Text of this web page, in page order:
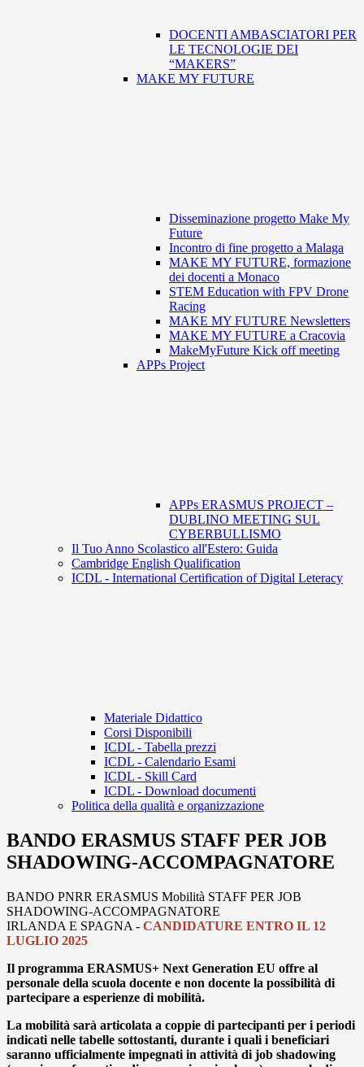
DOCENTI AMBASCIATORI PER
LE TECNOLOGIE DEI
“MAKERS”
MAKE MY FUTURE
Disseminazione progetto Make My
Future
Incontro di fine progetto a Malaga
MAKE MY FUTURE, formazione
dei docenti a Monaco
STEM Education with FPV Drone
Racing
MAKE MY FUTURE Newsletters
MAKE MY FUTURE a Cracovia
MakeMyFuture Kick off meeting
APPs Project
APPs ERASMUS PROJECT –
DUBLINO MEETING SUL
CYBERBULLISMO
Il Tuo Anno Scolastico all'Estero: Guida
Cambridge English Qualification
ICDL - International Certification of Digital Leteracy
Materiale Didattico
Corsi Disponibili
ICDL - Tabella prezzi
ICDL - Calendario Esami
ICDL - Skill Card
ICDL - Download documenti
Politica della qualità e organizzazione
BANDO ERASMUS STAFF PER JOB
SHADOWING-ACCOMPAGNATORE
BANDO PNRR ERASMUS Mobilità STAFF PER JOB
SHADOWING-ACCOMPAGNATORE
IRLANDA E SPAGNA - CANDIDATURE ENTRO IL 12
LUGLIO 2025
Il programma ERASMUS+ Next Generation EU offre al
personale della scuola docente e non docente la possibilità di
partecipare a esperienze di mobilità.
La mobilità sarà articolata a coppie di partecipanti per i periodi
indicati nelle tabelle sottostanti, durante i quali i beneficiari
saranno ufficialmente impegnati in attività di job shadowing